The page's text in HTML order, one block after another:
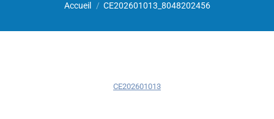
Accueil CE202601013_8048202456
CE202601013